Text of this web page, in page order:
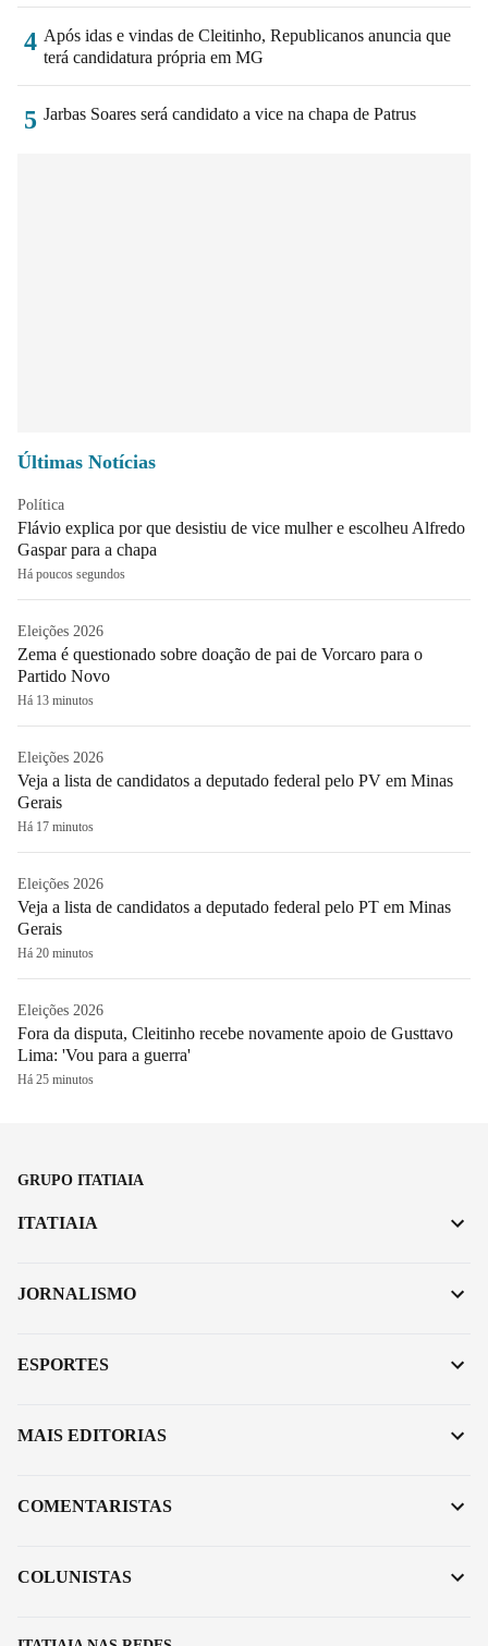
4 Após idas e vindas de Cleitinho, Republicanos anuncia que
terá candidatura própria em MG
5 Jarbas Soares será candidato a vice na chapa de Patrus
Últimas Notícias
Política
Flávio explica por que desistiu de vice mulher e escolheu Alfredo
Gaspar para a chapa
Há poucos segundos
Eleições 2026
Zema é questionado sobre doação de pai de Vorcaro para o
Partido Novo
Há 13 minutos
Eleições 2026
Veja a lista de candidatos a deputado federal pelo PV em Minas
Gerais
Há 17 minutos
Eleições 2026
Veja a lista de candidatos a deputado federal pelo PT em Minas
Gerais
Há 20 minutos
Eleições 2026
Fora da disputa, Cleitinho recebe novamente apoio de Gusttavo
Lima: 'Vou para a guerra'
Há 25 minutos
GRUPO ITATIAIA
ITATIAIA
JORNALISMO
ESPORTES
MAIS EDITORIAS
COMENTARISTAS
COLUNISTAS